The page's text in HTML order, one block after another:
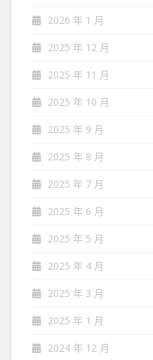
2026 年 1 月
2025 年 12 月
2025 年 11 月
2025 年 10 月
2025 年 9 月
2025 年 8 月
2025 年 7 月
2025 年 6 月
2025 年 5 月
2025 年 4 月
2025 年 3 月
2025 年 1 月
2024 年 12 月